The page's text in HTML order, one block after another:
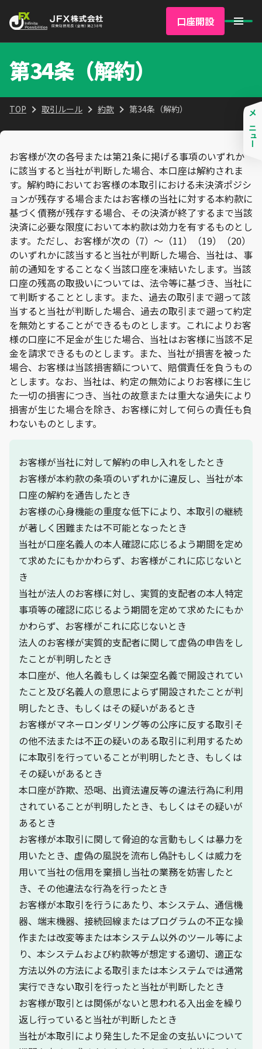
口座開設
第34条（解約）
TOP 取引ルール 約款 第34条（解約）
メニュー
お客様が次の各号または第21条に掲げる事項のいずれか
に該当すると当社が判断した場合、本口座は解約されま
す。解約時においてお客様の本取引における未決済ポジシ
ョンが残存する場合またはお客様の当社に対する本約款に
基づく債務が残存する場合、その決済が終了するまで当該
決済に必要な限度において本約款は効力を有するものとし
ます。ただし、お客様が次の（7）～（11）（19）（20）
のいずれかに該当すると当社が判断した場合、当社は、事
前の通知をすることなく当該口座を凍結いたします。当該
口座の残高の取扱いについては、法令等に基づき、当社に
て判断することとします。また、過去の取引まで遡って該
当すると当社が判断した場合、過去の取引まで遡って約定
を無効とすることができるものとします。これによりお客
様の口座に不足金が生じた場合、当社はお客様に当該不足
金を請求できるものとします。また、当社が損害を被った
場合、お客様は当該損害額について、賠償責任を負うもの
とします。なお、当社は、約定の無効によりお客様に生じ
た一切の損害につき、当社の故意または重大な過失により
損害が生じた場合を除き、お客様に対して何らの責任も負
わないものとします。
お客様が当社に対して解約の申し入れをしたとき
お客様が本約款の条項のいずれかに違反し、当社が本
口座の解約を通告したとき
お客様の心身機能の重度な低下により、本取引の継続
が著しく困難または不可能となったとき
当社が口座名義人の本人確認に応じるよう期間を定め
て求めたにもかかわらず、お客様がこれに応じないと
き
当社が法人のお客様に対し、実質的支配者の本人特定
事項等の確認に応じるよう期間を定めて求めたにもか
かわらず、お客様がこれに応じないとき
法人のお客様が実質的支配者に関して虚偽の申告をし
たことが判明したとき
本口座が、他人名義もしくは架空名義で開設されてい
たこと及び名義人の意思によらず開設されたことが判
明したとき、もしくはその疑いがあるとき
お客様がマネーロンダリング等の公序に反する取引そ
の他不法または不正の疑いのある取引に利用するため
に本取引を行っていることが判明したとき、もしくは
その疑いがあるとき
本口座が詐欺、恐喝、出資法違反等の違法行為に利用
されていることが判明したとき、もしくはその疑いが
あるとき
お客様が本取引に関して脅迫的な言動もしくは暴力を
用いたとき、虚偽の風説を流布し偽計もしくは威力を
用いて当社の信用を棄損し当社の業務を妨害したと
き、その他違法な行為を行ったとき
お客様が本取引を行うにあたり、本システム、通信機
器、端末機器、接続回線またはプログラムの不正な操
作または改変等または本システム以外のツール等によ
り、本システムおよび約款等が想定する適切、適正な
方法以外の方法による取引または本システムでは通常
実行できない取引を行ったと当社が判断したとき
お客様が取引とは関係がないと思われる入出金を繰り
返し行っていると当社が判断したとき
当社が本取引により発生した不足金の支払いについて